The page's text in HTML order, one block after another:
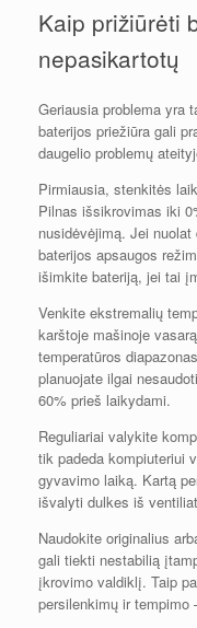
Kaip prižiūrėti
nepasikartotų
Geriausia problema yra
baterijos priežiūra gali
daugelio problemų
Pirmiausia, stenkitės
Pilnas išsikrovimas iki
nusidėvėjimą. Jei
baterijos apsaugos
išimkite bateriją, jei tai
Venkite ekstremalių
karštoje mašinoje
temperatūros
planuojate ilgai
60% prieš laikydami.
Reguliariai valykite
tik padeda kompiuteriui
gyvavimo laiką. Kartą
išvalyti dulkes iš
Naudokite originalius
gali tiekti nestabilią
įkrovimo valdiklį. Taip
persilenkimų ir tempimo